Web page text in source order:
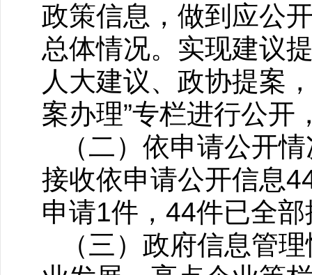
政策信息，做到应公
总体情况。实现建议
人大建议、政协提案
案办理”专栏进行公开
（二）依申请公开
接收依申请公开信息
申请1件，44件已全
（三）政府信息管